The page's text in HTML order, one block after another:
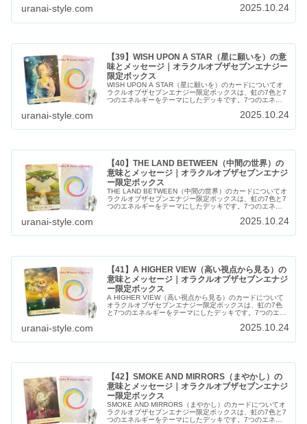
uranai-style.com 2025.10.24
【39】WISH UPON A STAR（星に願いを）の意
味とメッセージ｜オラクルオブザセブンエナジー
限定ボックス
WISH UPON A STAR（星に願いを）のカードについてオ
ラクルオブザセブンエナジー限定ボックスは、虹の7色と7
つのエネルギーをテーマにしたデッキです。7つのエネル
uranai-style.com 2025.10.24
【40】THE LAND BETWEEN（中間の世界）の
意味とメッセージ｜オラクルオブザセブンエナジ
ー限定ボックス
THE LAND BETWEEN（中間の世界）のカードについてオ
ラクルオブザセブンエナジー限定ボックスは、虹の7色と7
つのエネルギーをテーマにしたデッキです。7つのエネル
uranai-style.com 2025.10.24
【41】A HIGHER VIEW（高い視点から見る）の
意味とメッセージ｜オラクルオブザセブンエナジ
ー限定ボックス
A HIGHER VIEW（高い視点から見る）のカードについて
オラクルオブザセブンエナジー限定ボックスは、虹の7色
と7つのエネルギーをテーマにしたデッキです。7つのエネ
uranai-style.com 2025.10.24
【42】SMOKE AND MIRRORS（まやかし）の
意味とメッセージ｜オラクルオブザセブンエナジ
ー限定ボックス
SMOKE AND MIRRORS（まやかし）のカードについてオ
ラクルオブザセブンエナジー限定ボックスは、虹の7色と7
つのエネルギーをテーマにしたデッキです。7つのエネル